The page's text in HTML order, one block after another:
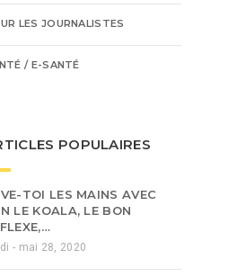
LES JOURNALISTES
/ E-SANTÉ
POPULAIRES
TOI LES MAINS AVEC
LE KOALA, LE BON
- mai 28, 2020